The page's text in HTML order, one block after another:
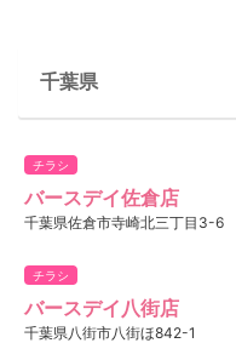
千葉県
チラシ
バースデイ佐倉店
千葉県佐倉市寺崎北三丁目3-6
チラシ
バースデイ八街店
千葉県八街市八街ほ842-1